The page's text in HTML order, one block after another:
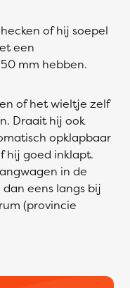
of hij soepel
een
mm hebben.
of het wieltje zelf
Draait hij ook
opklapbaar
hij goed inklapt.
in de
eens langs bij
(provincie